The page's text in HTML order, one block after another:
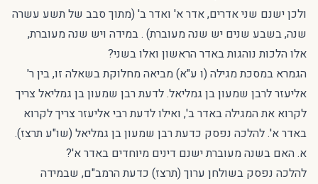
ולכן ישנם שני אדרים, אדר א' ואדר ב' (מתוך סבב של תשע עשרה
שנה, בשבע שנים יש שנה מעוברת) . במידה ויש שנה מעוברת,
אלו הלכות נוהגות באדר הראשון ואלו בשני?
הגמרא במסכת מגילה (ו ע"א) מביאה מחלוקת בשאלה זו, בין ר'
אליעזר לרבן שמעון בן גמליאל. לדעת רבן שמעון בן גמליאל צריך
לקרוא את המגילה באדר ב', ואילו לדעת רבי אליעזר צריך לקרוא
באדר א'. להלכה נפסק כדעת רבן שמעון בן גמליאל (שו"ע תרצז).
א. האם בשנה מעוברת ישנם דינים מיוחדים באדר א'?
להלכה נפסק בשולחן ערוך (תרצז) כדעת הרמב"ם, שבמידה